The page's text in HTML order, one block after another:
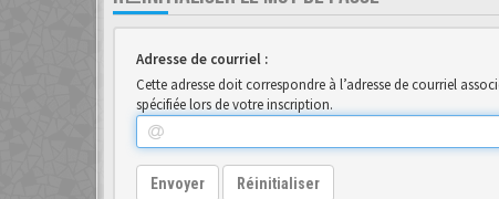
Adresse de courriel :
Cette adresse doit correspondre à l’adresse de courriel
spécifiée lors de votre inscription.
Envoyer Réinitialiser